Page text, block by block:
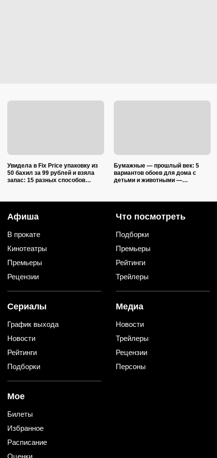
Увидела в Fix Price упаковку из
50 бахил за 99 рублей и взяла
запас: 15 разных способов
Бумажные — прошлый век: 5
вариантов обоев для дома с
детьми и животными —
Афиша
В прокате
Кинотеатры
Премьеры
Рецензии
Что посмотреть
Подборки
Премьеры
Рейтинги
Трейлеры
Сериалы
График выхода
Новости
Рейтинги
Подборки
Медиа
Новости
Трейлеры
Рецензии
Персоны
Мое
Билеты
Избранное
Расписание